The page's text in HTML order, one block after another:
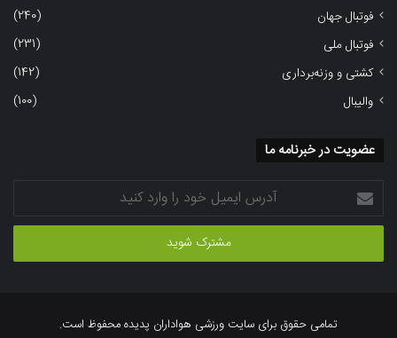
فوتبال جهان
(240)
فوتبال ملی
(231)
کشتی و وزنه‌برداری
(142)
والیبال
(100)
عضویت در خبرنامه ما
آدرس
ایمیل
خود
وارد
تمامی حقوق برای سایت ورزشی هواداران پدیده محفوظ است.